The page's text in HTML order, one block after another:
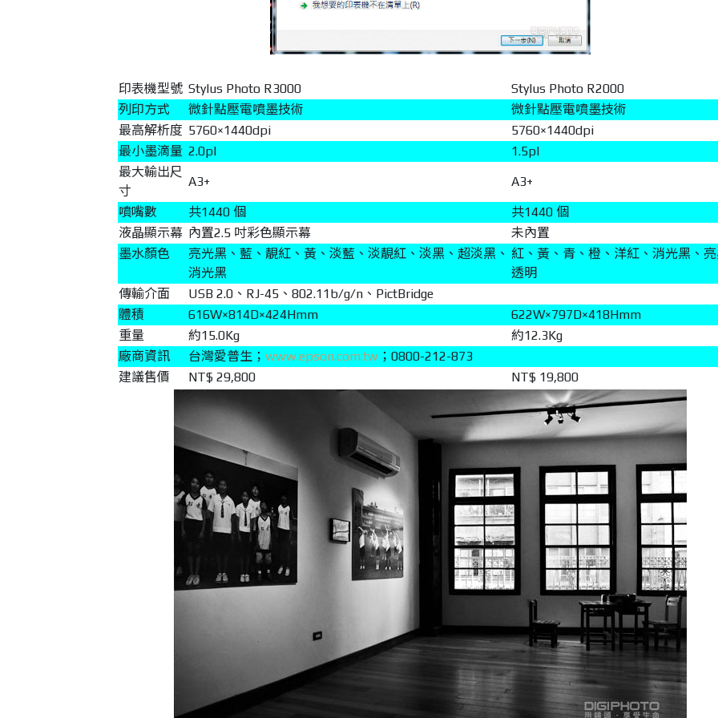
印表機型號 Stylus Photo R3000
Stylus Photo R2000
列印方式
微針點壓電噴墨技術
微針點壓電噴墨技術
最高解析度 5760×1440dpi
5760×1440dpi
最小墨滴量 2.0pl
1.5pl
最大輸出尺
寸
A3+
A3+
噴嘴數
共1440 個
共1440 個
液晶顯示幕 內置2.5 吋彩色顯示幕
未內置
墨水顏色
亮光黑、藍、靚紅、黃、淡藍、淡靚紅、淡黑、超淡黑、
消光黑
紅、黃、青、橙、洋紅、消光黑、
透明
傳輸介面
USB 2.0、RJ-45、802.11b/g/n、PictBridge
體積
616W×814D×424Hmm
622W×797D×418Hmm
重量
約15.0Kg
約12.3Kg
廠商資訊
台灣愛普生； www.epson.com.tw ；0800-212-873
建議售價
NT$ 29,800 NT$ 19,800